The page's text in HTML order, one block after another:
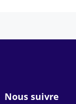
Nous suivre